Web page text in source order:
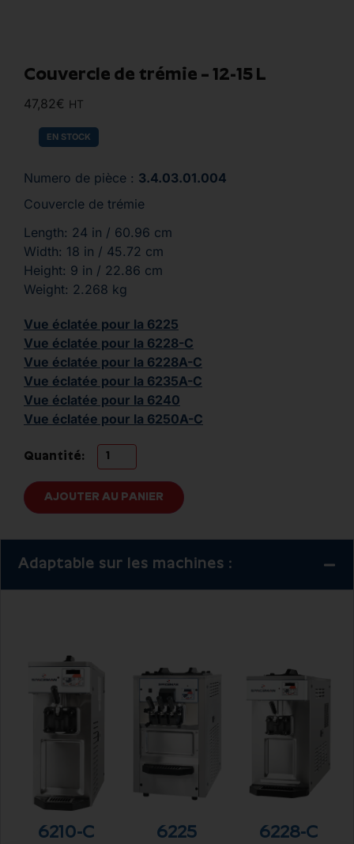
Couvercle de trémie – 12-15 L
47,82€ HT
EN STOCK
Numero de pièce : 3.4.03.01.004
Couvercle de trémie
Length: 24 in / 60.96 cm
Width: 18 in / 45.72 cm
Height: 9 in / 22.86 cm
Weight: 2.268 kg
Vue éclatée pour la 6225
Vue éclatée pour la 6228-C
Vue éclatée pour la 6228A-C
Vue éclatée pour la 6235A-C
Vue éclatée pour la 6240
Vue éclatée pour la 6250A-C
Quantité:
AJOUTER AU PANIER
Adaptable sur les machines :
6210-C 6225 6228-C